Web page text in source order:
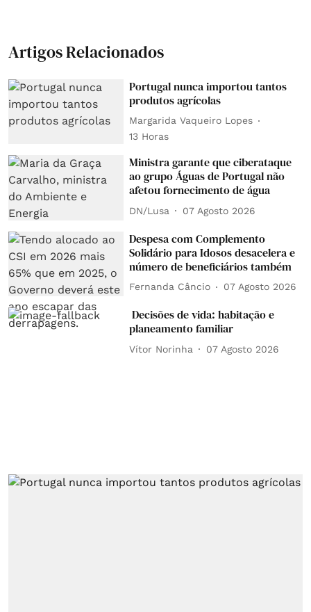
Artigos Relacionados
Portugal nunca importou tantos
produtos agrícolas
Margarida Vaqueiro Lopes
13 Horas
Ministra garante que ciberataque
ao grupo Águas de Portugal não
afetou fornecimento de água
DN/Lusa 07 Agosto 2026
Despesa com Complemento
Solidário para Idosos desacelera e
número de beneficiários também
Fernanda Câncio 07 Agosto 2026
Decisões de vida: habitação e
planeamento familiar
Vítor Norinha 07 Agosto 2026